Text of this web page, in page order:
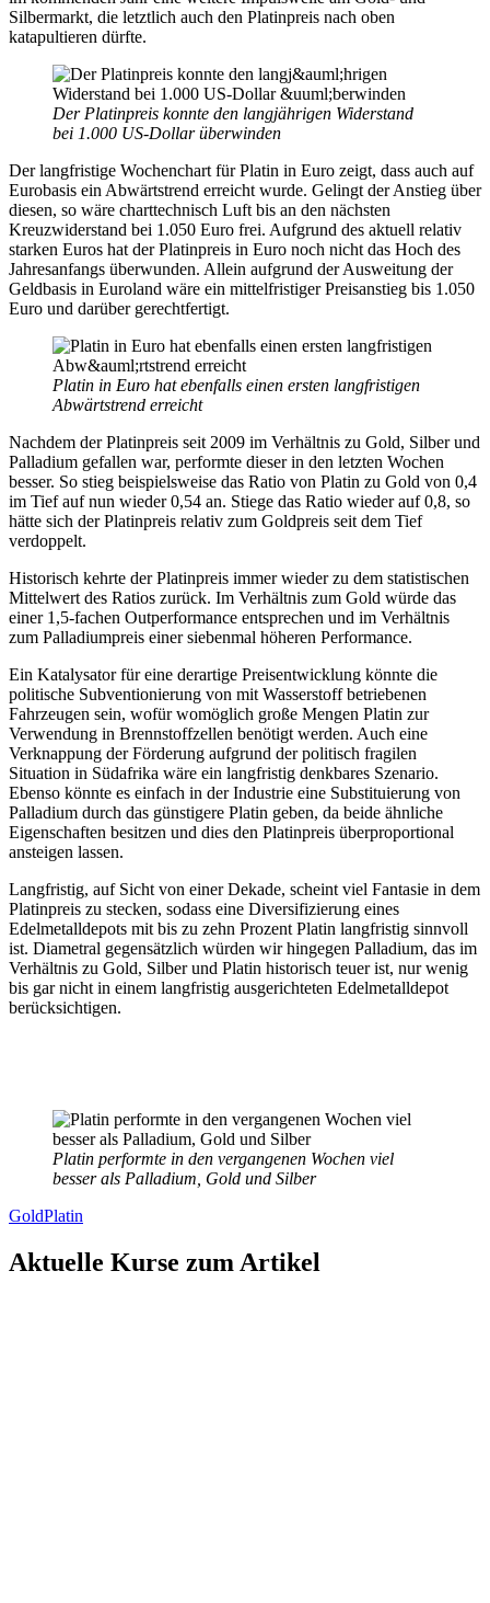
Silbermarkt, die letztlich auch den Platinpreis nach oben
katapultieren dürfte.
Der Platinpreis konnte den langjährigen Widerstand
bei 1.000 US-Dollar überwinden
Der langfristige Wochenchart für Platin in Euro zeigt, dass auch auf
Eurobasis ein Abwärtstrend erreicht wurde. Gelingt der Anstieg über
diesen, so wäre charttechnisch Luft bis an den nächsten
Kreuzwiderstand bei 1.050 Euro frei. Aufgrund des aktuell relativ
starken Euros hat der Platinpreis in Euro noch nicht das Hoch des
Jahresanfangs überwunden. Allein aufgrund der Ausweitung der
Geldbasis in Euroland wäre ein mittelfristiger Preisanstieg bis 1.050
Euro und darüber gerechtfertigt.
Platin in Euro hat ebenfalls einen ersten langfristigen
Abwärtstrend erreicht
Nachdem der Platinpreis seit 2009 im Verhältnis zu Gold, Silber und
Palladium gefallen war, performte dieser in den letzten Wochen
besser. So stieg beispielsweise das Ratio von Platin zu Gold von 0,4
im Tief auf nun wieder 0,54 an. Stiege das Ratio wieder auf 0,8, so
hätte sich der Platinpreis relativ zum Goldpreis seit dem Tief
verdoppelt.
Historisch kehrte der Platinpreis immer wieder zu dem statistischen
Mittelwert des Ratios zurück. Im Verhältnis zum Gold würde das
einer 1,5-fachen Outperformance entsprechen und im Verhältnis
zum Palladiumpreis einer siebenmal höheren Performance.
Ein Katalysator für eine derartige Preisentwicklung könnte die
politische Subventionierung von mit Wasserstoff betriebenen
Fahrzeugen sein, wofür womöglich große Mengen Platin zur
Verwendung in Brennstoffzellen benötigt werden. Auch eine
Verknappung der Förderung aufgrund der politisch fragilen
Situation in Südafrika wäre ein langfristig denkbares Szenario.
Ebenso könnte es einfach in der Industrie eine Substituierung von
Palladium durch das günstigere Platin geben, da beide ähnliche
Eigenschaften besitzen und dies den Platinpreis überproportional
ansteigen lassen.
Langfristig, auf Sicht von einer Dekade, scheint viel Fantasie in dem
Platinpreis zu stecken, sodass eine Diversifizierung eines
Edelmetalldepots mit bis zu zehn Prozent Platin langfristig sinnvoll
ist. Diametral gegensätzlich würden wir hingegen Palladium, das im
Verhältnis zu Gold, Silber und Platin historisch teuer ist, nur wenig
bis gar nicht in einem langfristig ausgerichteten Edelmetalldepot
berücksichtigen.
Platin performte in den vergangenen Wochen viel
besser als Palladium, Gold und Silber
GoldPlatin
Aktuelle Kurse zum Artikel